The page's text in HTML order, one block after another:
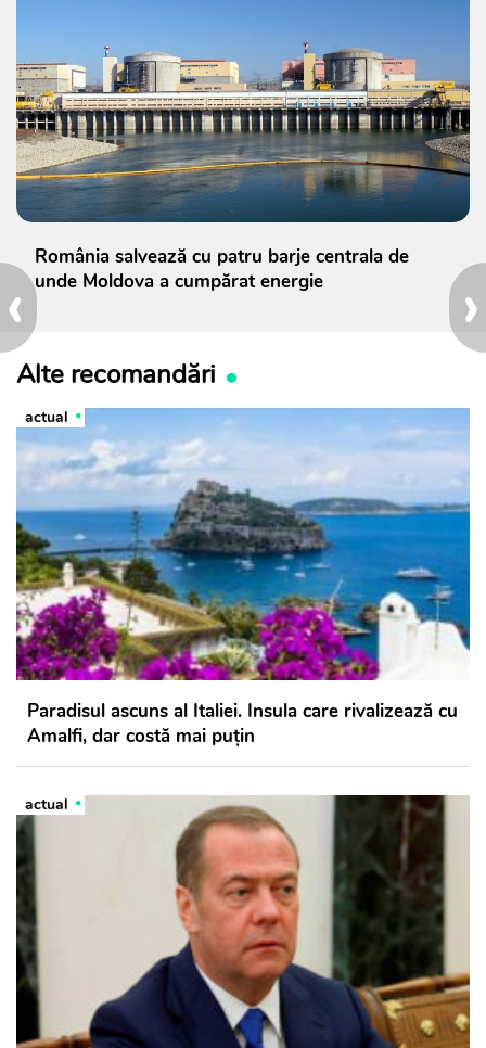
›
‹
România salvează cu patru barje centrala de
unde Moldova a cumpărat energie
Alte recomandări
actual
Paradisul ascuns al Italiei. Insula care rivalizează cu
Amalfi, dar costă mai puțin
actual